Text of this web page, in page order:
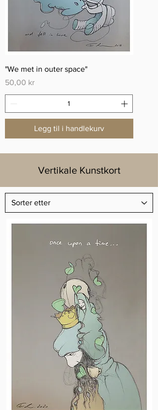
"We met in outer space"
Pris
50,00 kr
Legg til i handlekurv
Vertikale Kunstkort